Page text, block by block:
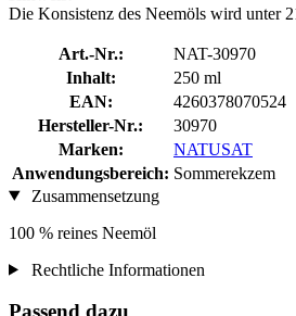
Die Konsistenz des Neemöls wird unter
Art.-Nr.:
NAT-30970
Inhalt:
250 ml
EAN:
4260378070524
Hersteller-Nr.:
30970
Marken:
NATUSAT
Anwendungsbereich: Sommerekzem
Zusammensetzung
100 % reines Neemöl
Rechtliche Informationen